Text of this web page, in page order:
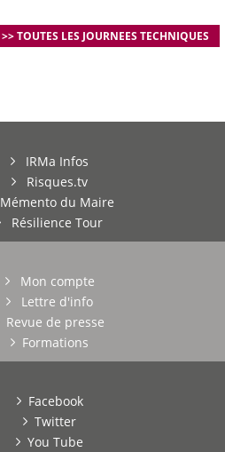
>> TOUTES LES JOURNEES TECHNIQUES
IRMa Infos
Risques.tv
Mémento du Maire
Résilience Tour
Mon compte
Lettre d'info
Revue de presse
Formations
Facebook
Twitter
You Tube